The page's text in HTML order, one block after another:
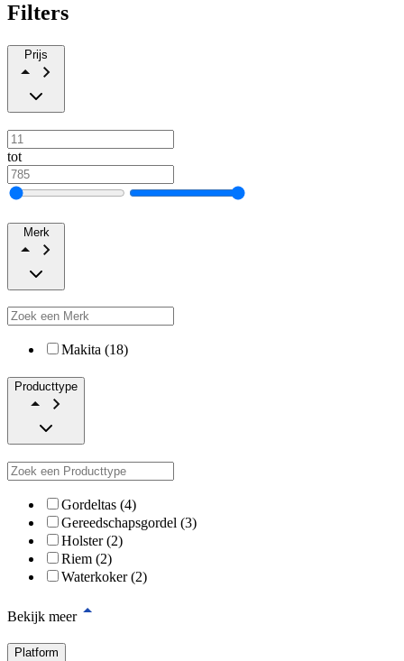
Filters
Prijs
tot
Merk
Makita (18)
Producttype
Gordeltas (4)
Gereedschapsgordel (3)
Holster (2)
Riem (2)
Waterkoker (2)
Bekijk meer
Platform